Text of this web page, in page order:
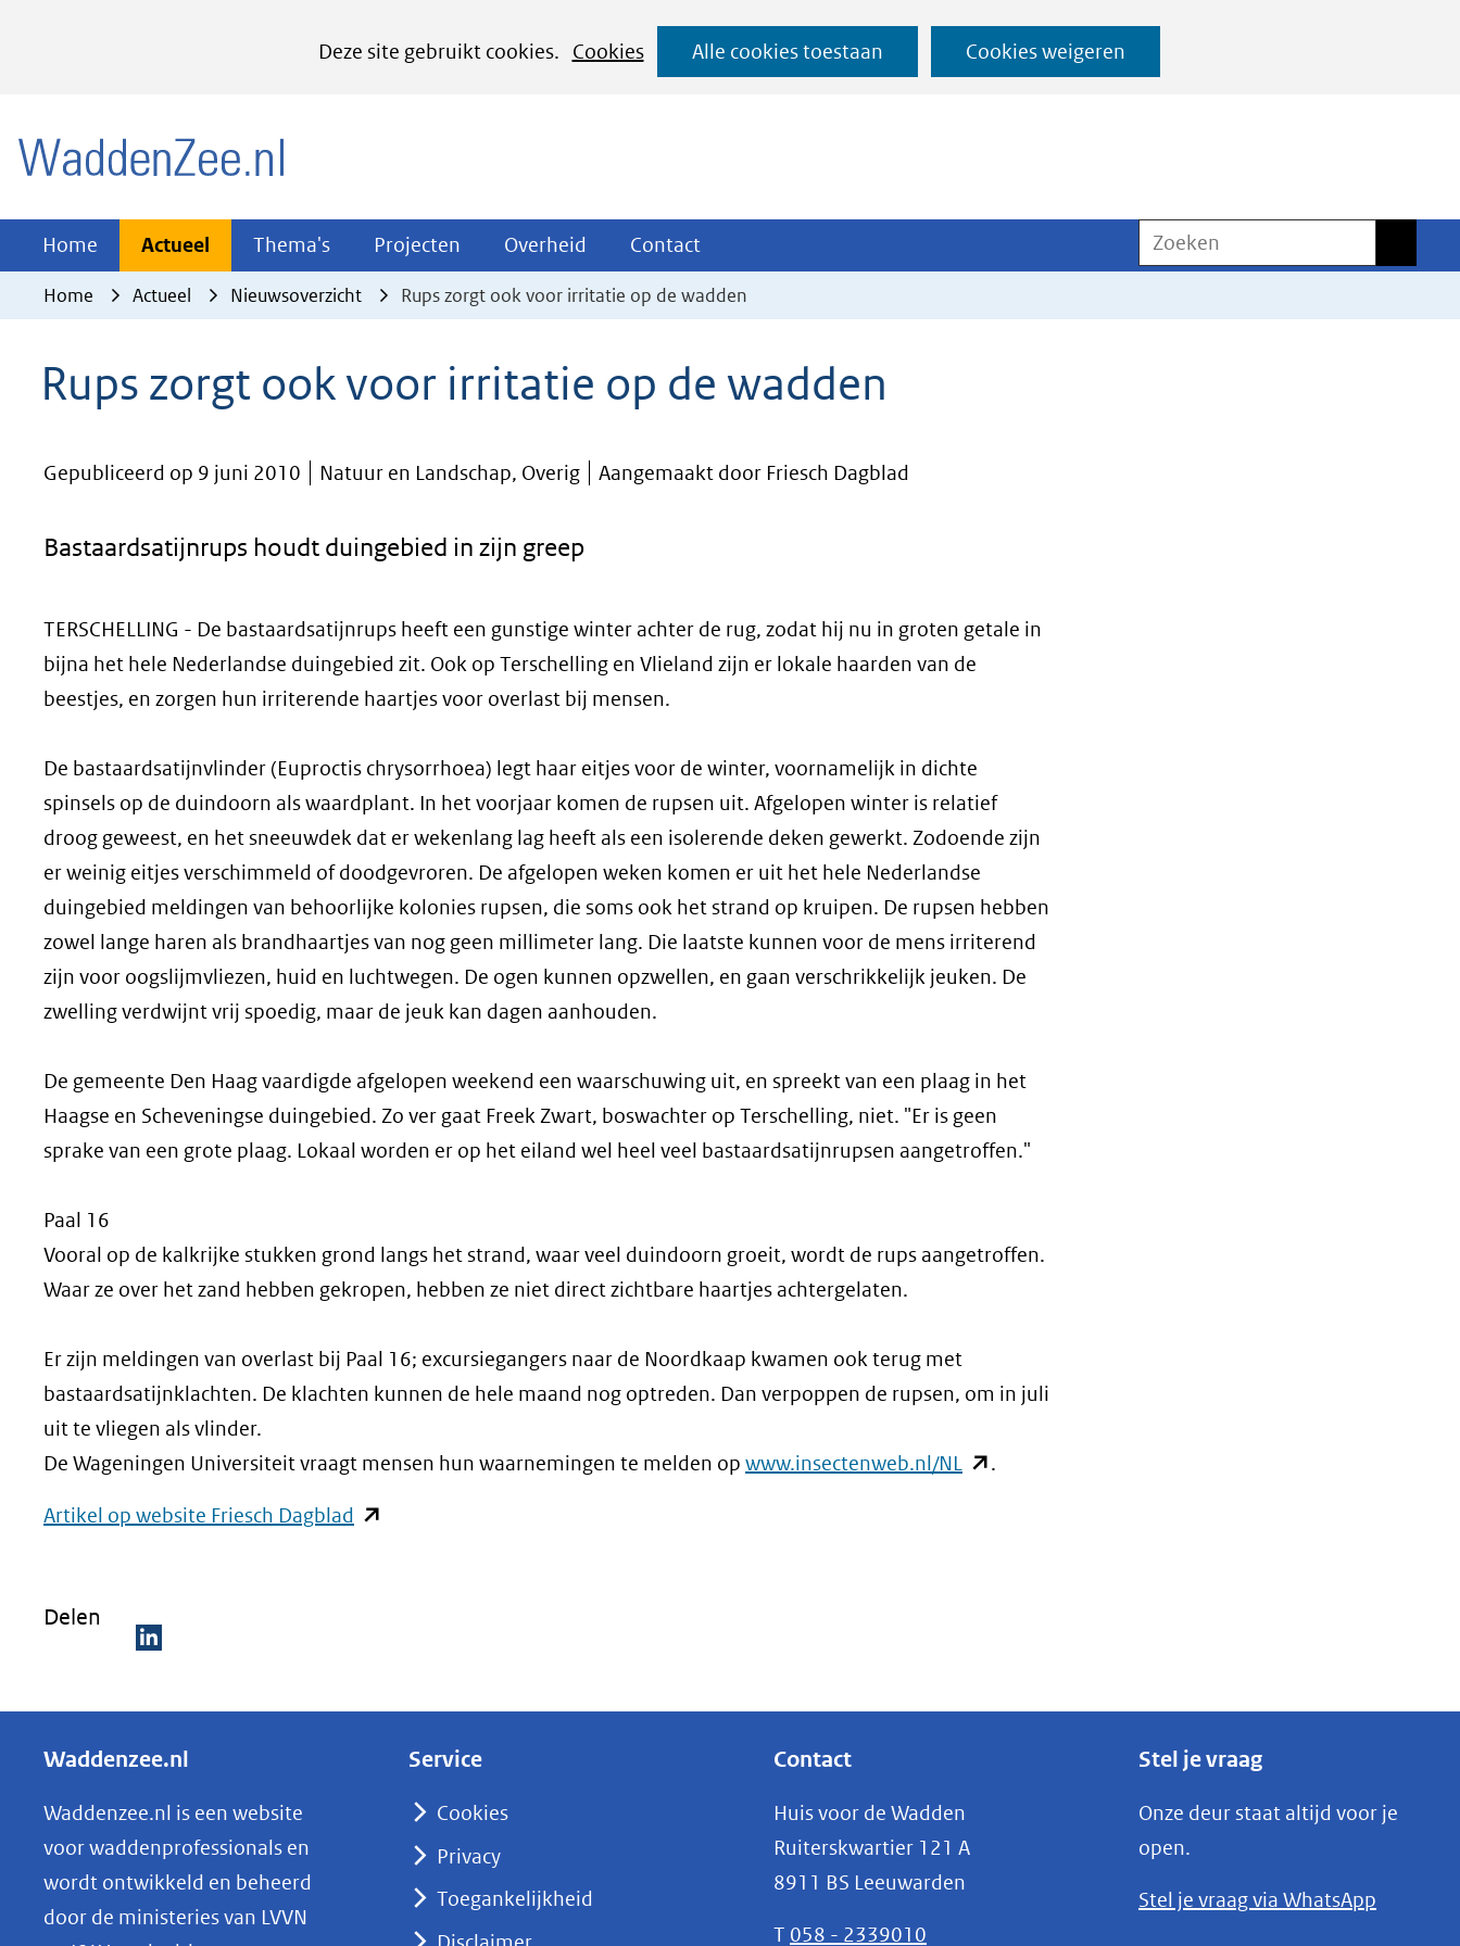
Deze site gebruikt cookies.
Cookies
het
cookies
website
worden
Alle cookies toestaan Cookies weigeren
Ga
naar
Home Actueel Actueel
Uitklappen
Thema's Thema's
Uitklappen
Projecten Projecten
Uitklappen
Overheid Overheid
Uitklappen
Contact
Uitklappen
Zoeken
Home Actueel Nieuwsoverzicht Rups zorgt ook voor irritatie op de wadden
Rups zorgt ook voor irritatie op de wadden
Gepubliceerd op 9 juni 2010 Natuur en Landschap, Overig Aangemaakt door Friesch Dagblad
Bastaardsatijnrups houdt duingebied in zijn greep
TERSCHELLING - De bastaardsatijnrups heeft een gunstige winter achter de rug, zodat hij nu in groten getale in
bijna het hele Nederlandse duingebied zit. Ook op Terschelling en Vlieland zijn er lokale haarden van de
beestjes, en zorgen hun irriterende haartjes voor overlast bij mensen.
De bastaardsatijnvlinder (Euproctis chrysorrhoea) legt haar eitjes voor de winter, voornamelijk in dichte
spinsels op de duindoorn als waardplant. In het voorjaar komen de rupsen uit. Afgelopen winter is relatief
droog geweest, en het sneeuwdek dat er wekenlang lag heeft als een isolerende deken gewerkt. Zodoende zijn
er weinig eitjes verschimmeld of doodgevroren. De afgelopen weken komen er uit het hele Nederlandse
duingebied meldingen van behoorlijke kolonies rupsen, die soms ook het strand op kruipen. De rupsen hebben
zowel lange haren als brandhaartjes van nog geen millimeter lang. Die laatste kunnen voor de mens irriterend
zijn voor oogslijmvliezen, huid en luchtwegen. De ogen kunnen opzwellen, en gaan verschrikkelijk jeuken. De
zwelling verdwijnt vrij spoedig, maar de jeuk kan dagen aanhouden.
De gemeente Den Haag vaardigde afgelopen weekend een waarschuwing uit, en spreekt van een plaag in het
Haagse en Scheveningse duingebied. Zo ver gaat Freek Zwart, boswachter op Terschelling, niet. "Er is geen
sprake van een grote plaag. Lokaal worden er op het eiland wel heel veel bastaardsatijnrupsen aangetroffen."
Paal 16
Vooral op de kalkrijke stukken grond langs het strand, waar veel duindoorn groeit, wordt de rups aangetroffen.
Waar ze over het zand hebben gekropen, hebben ze niet direct zichtbare haartjes achtergelaten.
Er zijn meldingen van overlast bij Paal 16; excursiegangers naar de Noordkaap kwamen ook terug met
bastaardsatijnklachten. De klachten kunnen de hele maand nog optreden. Dan verpoppen de rupsen, om in juli
uit te vliegen als vlinder.
De Wageningen Universiteit vraagt mensen hun waarnemingen te melden op www.insectenweb.nl/NL (opent
andere
.
Artikel op website Friesch Dagblad (opent
andere
Delen
e
e
n
o
p
L
Waddenzee.nl
Waddenzee.nl is een website
voor waddenprofessionals en
wordt ontwikkeld en beheerd
door de ministeries van LVVN
Service
Cookies
Privacy
Toegankelijkheid
Contact
Huis voor de Wadden
Ruiterskwartier 121 A
8911 BS Leeuwarden
T 058 - 2339010
Stel je vraag
Onze deur staat altijd voor je
open.
Stel je vraag via WhatsApp